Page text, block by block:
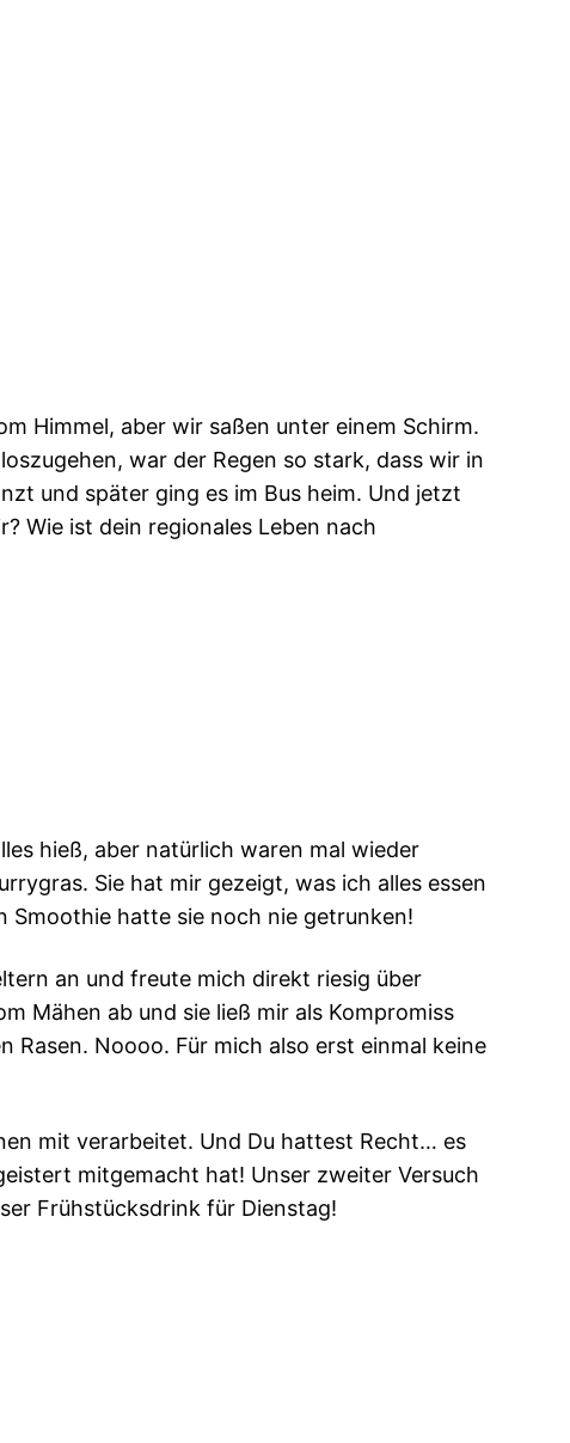
Himmel, aber wir saßen unter einem Schirm.
war der Regen so stark, dass wir in
und später ging es im Bus heim. Und jetzt
Wie ist dein regionales Leben nach
hieß, aber natürlich waren mal wieder
Sie hat mir gezeigt, was ich alles essen
Smoothie hatte sie noch nie getrunken!
an und freute mich direkt riesig über
Mähen ab und sie ließ mir als Kompromiss
Noooo. Für mich also erst einmal keine
mit verarbeitet. Und Du hattest Recht… es
mitgemacht hat! Unser zweiter Versuch
Frühstücksdrink für Dienstag!